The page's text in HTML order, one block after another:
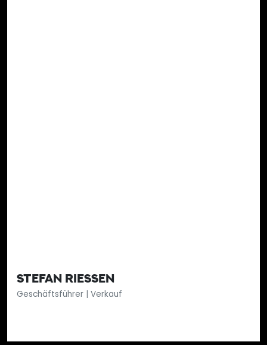
STEFAN RIESSEN
Geschäftsführer | Verkauf